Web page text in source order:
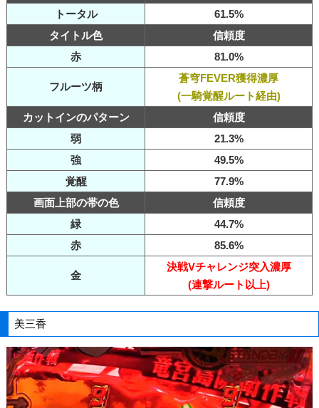
トータル
61.5%
タイトル色
信頼度
赤
81.0%
フルーツ柄
蒼穹FEVER獲得濃厚
(一騎覚醒ルート経由)
カットインのパターン
信頼度
弱
21.3%
強
49.5%
覚醒
77.9%
画面上部の帯の色
信頼度
緑
44.7%
赤
85.6%
金
決戦Vチャレンジ突入濃厚
(連撃ルート以上)
美三香